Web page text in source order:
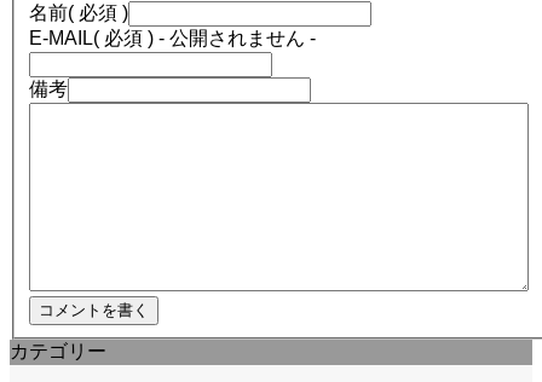
名前( 必須 )
E-MAIL( 必須 ) - 公開されません -
備考
カテゴリー